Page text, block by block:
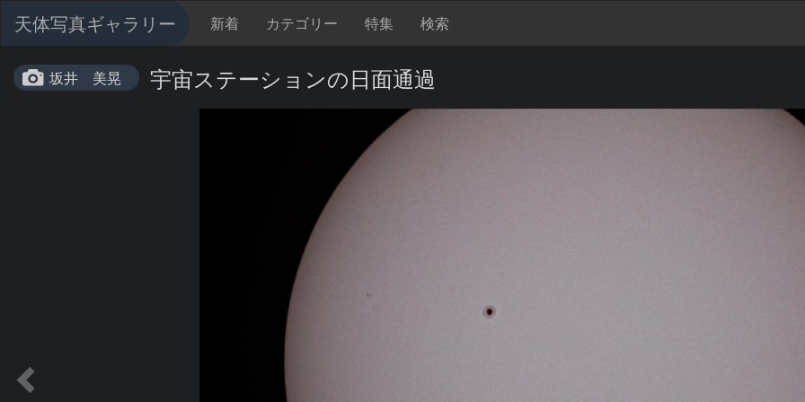
天体写真ギャラリー 新着 カテゴリー 特集 検索
坂井 美晃 宇宙ステーションの日面通過